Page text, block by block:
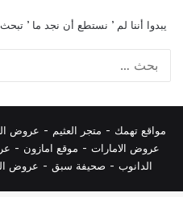
يبدوا أننا لم ’ نستطع أن نجد ما ’
مواقع تهمك - متجر العثيم - عروض
عروض الامارات - موقع امازون -
الدانوب - صحيفة سبق - عروض